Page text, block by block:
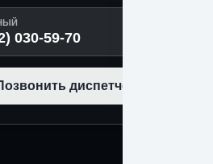
030-59-70
диспетчеру